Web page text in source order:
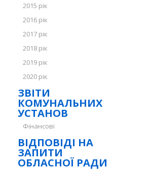
2015 рік
2016 рік
2017 рік
2018 рік
2019 рік
2020 рік
ЗВІТИ
КОМУНАЛЬНИХ
УСТАНОВ
Фінансові
ВІДПОВІДІ НА
ЗАПИТИ
ОБЛАСНОЇ РАДИ